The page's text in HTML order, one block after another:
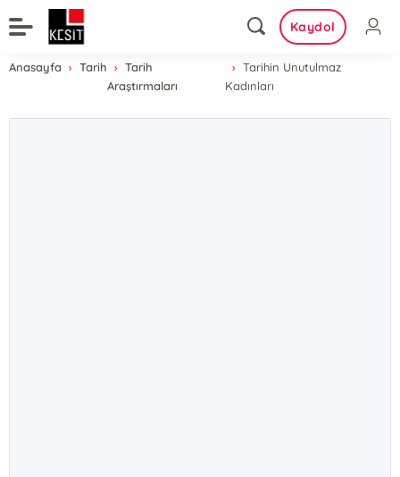
Kaydol
Anasayfa Tarih
Tarih
Araştırmaları
Tarihin Unutulmaz
Kadınları